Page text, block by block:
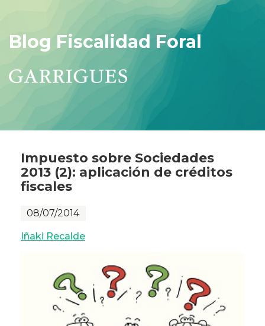
Blog Fiscalidad Foral
Impuesto sobre Sociedades
2013 (2): aplicación de créditos
fiscales
08/07/2014
Iñaki Recalde